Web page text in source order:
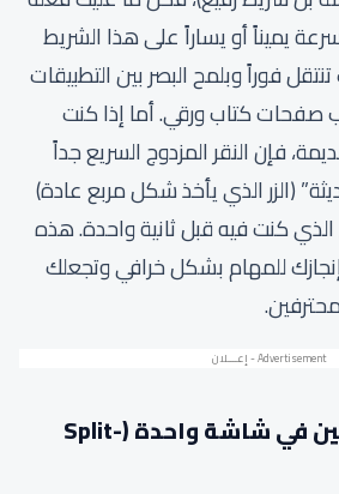
يميناً أو يساراً على هذا الشريط
فوراً وبلمح البصر بين التطبيقات
صفحات كتاب ورقي. أما إذا كنت
فإن النقر المزدوج السريع جداً
(الزر الذي يأخذ شكل مربع عادة)
كنت فيه قبل ثانية واحدة. هذه
للمهام بشكل خرافي وتجعلك
2. تشغيل تطبيقين في شاشة واحدة (Split-